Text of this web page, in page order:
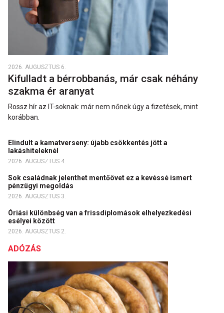
2026. AUGUSZTUS 6.
Kifulladt a bérrobbanás, már csak néhány
szakma ér aranyat
Rossz hír az IT-soknak: már nem nőnek úgy a fizetések, mint
korábban.
Elindult a kamatverseny: újabb csökkentés jött a
lakáshiteleknél
2026. AUGUSZTUS 4.
Sok családnak jelenthet mentőövet ez a kevéssé ismert
pénzügyi megoldás
2026. AUGUSZTUS 3.
Óriási különbség van a frissdiplomások elhelyezkedési
esélyei között
2026. AUGUSZTUS 2.
ADÓZÁS